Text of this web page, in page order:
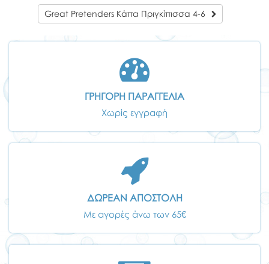
Great Pretenders Κάπα Πριγκίπισσα 4-6
ΓΡΗΓΟΡΗ ΠΑΡΑΓΓΕΛΙΑ
Χωρίς εγγραφή
ΔΩΡΕΑΝ ΑΠΟΣΤΟΛΗ
Με αγορές άνω των 65€